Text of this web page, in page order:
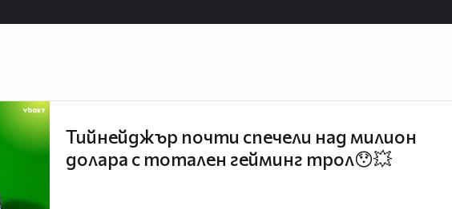
Тийнейджър почти спечели над милион
долара с тотален гейминг трол😯💥